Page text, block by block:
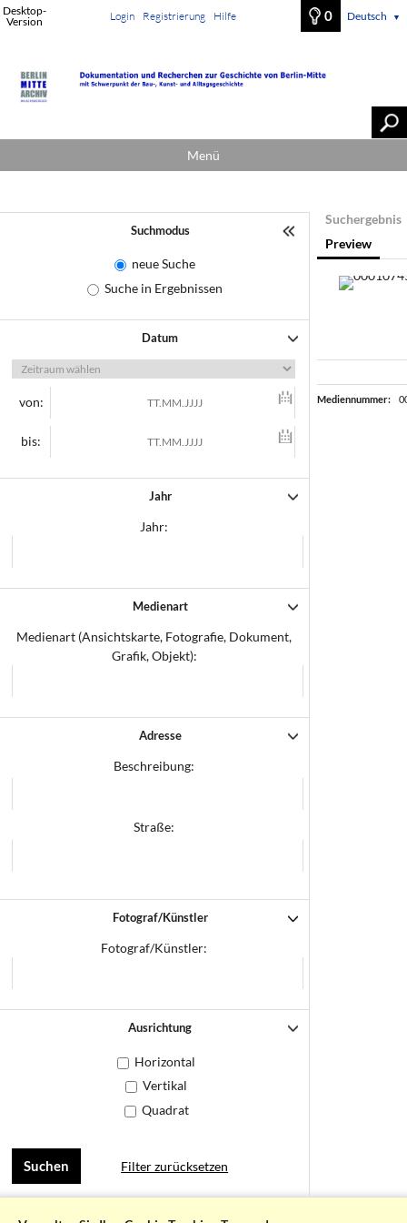
Desktop-
Version
Login Registrierung Hilfe 0 Deutsch ▼
Menü
Suchmodus
neue Suche
Suche in Ergebnissen
Datum
von:
bis:
Jahr
Jahr:
Medienart
Medienart (Ansichtskarte, Fotografie, Dokument,
Grafik, Objekt):
Adresse
Beschreibung:
Straße:
Fotograf/Künstler
Fotograf/Künstler:
Ausrichtung
Horizontal
Vertikal
Quadrat
Filter zurücksetzen
Suchergebnis
Preview
Mediennummer: